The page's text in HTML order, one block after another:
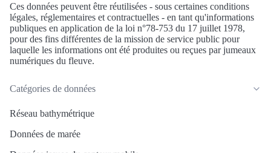
Ces données peuvent être réutilisées - sous certaines conditions
légales, réglementaires et contractuelles - en tant qu'informations
publiques en application de la loi n°78-753 du 17 juillet 1978,
pour des fins différentes de la mission de service public pour
laquelle les informations ont été produites ou reçues par jumeaux
numériques du fleuve.
Catégories de données
Réseau bathymétrique
Données de marée